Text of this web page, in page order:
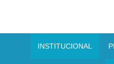
INSTITUCIONAL